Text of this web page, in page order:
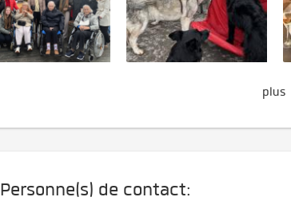
plus
Personne(s) de contact: